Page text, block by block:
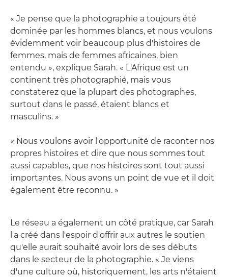
« Je pense que la photographie a toujours été
dominée par les hommes blancs, et nous voulons
évidemment voir beaucoup plus d'histoires de
femmes, mais de femmes africaines, bien
entendu », explique Sarah. « L'Afrique est un
continent très photographié, mais vous
constaterez que la plupart des photographes,
surtout dans le passé, étaient blancs et
masculins. »
« Nous voulons avoir l'opportunité de raconter nos
propres histoires et dire que nous sommes tout
aussi capables, que nos histoires sont tout aussi
importantes. Nous avons un point de vue et il doit
également être reconnu. »
Le réseau a également un côté pratique, car Sarah
l'a créé dans l'espoir d'offrir aux autres le soutien
qu'elle aurait souhaité avoir lors de ses débuts
dans le secteur de la photographie. « Je viens
d'une culture où, historiquement, les arts n'étaient